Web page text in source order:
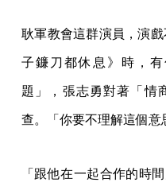
耿軍教會這群演員，演
子鐮刀都休息》時，
題」，張志勇對著「情
查。「你要不理解這個意
「跟他在一起合作的時